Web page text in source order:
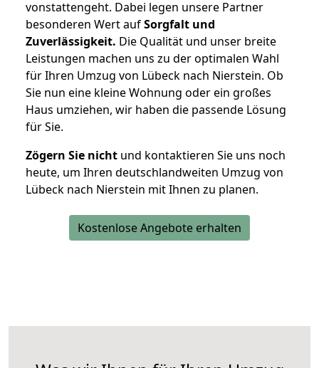
vonstattengeht. Dabei legen unsere Partner
besonderen Wert aufSorgfalt und
Zuverlässigkeit. Die Qualität und unser breite
Leistungen machen uns zu der optimalen Wahl
für Ihren Umzug von Lübeck nach Nierstein. Ob
Sie nun eine kleine Wohnung oder ein großes
Haus umziehen, wir haben die passende Lösung
für Sie.
Zögern Sie nicht und kontaktieren Sie uns noch
heute, um Ihren deutschlandweiten Umzug von
Lübeck nach Nierstein mit Ihnen zu planen.
Kostenlose Angebote erhalten